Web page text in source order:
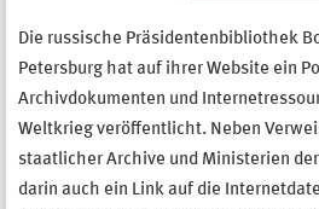
Die russische Präsidentenbibliothek
Petersburg hat auf ihrer Website ein
Archivdokumenten und
Weltkrieg veröffentlicht. Neben
staatlicher Archive und Ministerien
darin auch ein Link auf die